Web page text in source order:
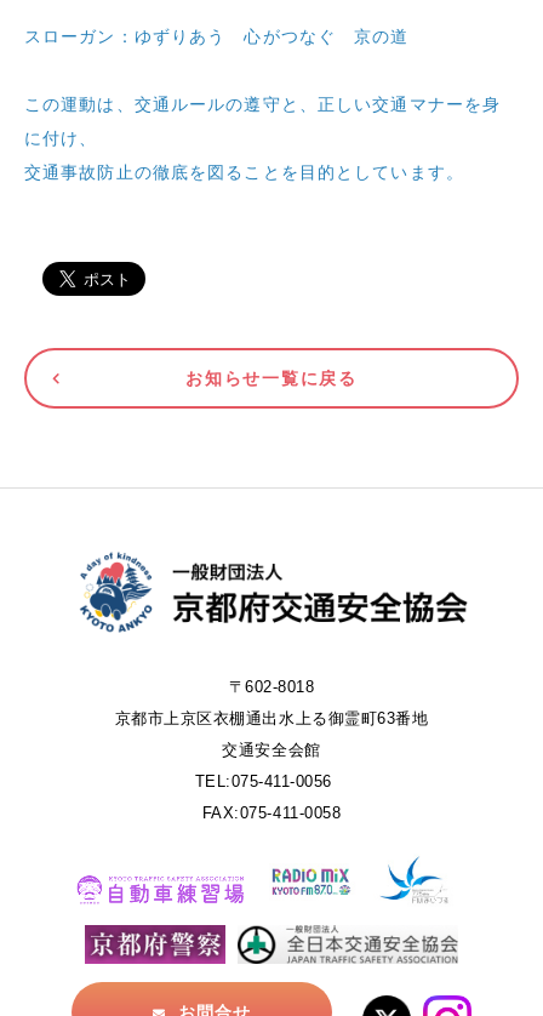
スローガン：ゆずりあう 心がつなぐ 京の道
この運動は、交通ルールの遵守と、正しい交通マナーを身
に付け、
交通事故防止の徹底を図ることを目的としています。
お知らせ一覧に戻る
〒602-8018
京都市上京区衣棚通出水上る御霊町63番地
交通安全会館
TEL:075-411-0056
FAX:075-411-0058